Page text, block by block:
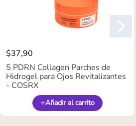
$37,90
5 PDRN Collagen Parches de
Hidrogel para Ojos Revitalizantes
- COSRX
Añadir al carrito